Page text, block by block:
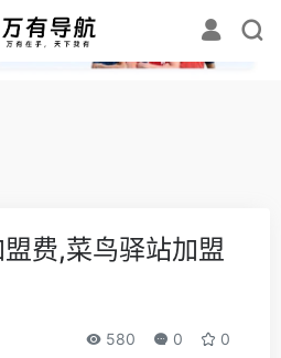
✕
费,菜鸟驿站加盟
580 0 0